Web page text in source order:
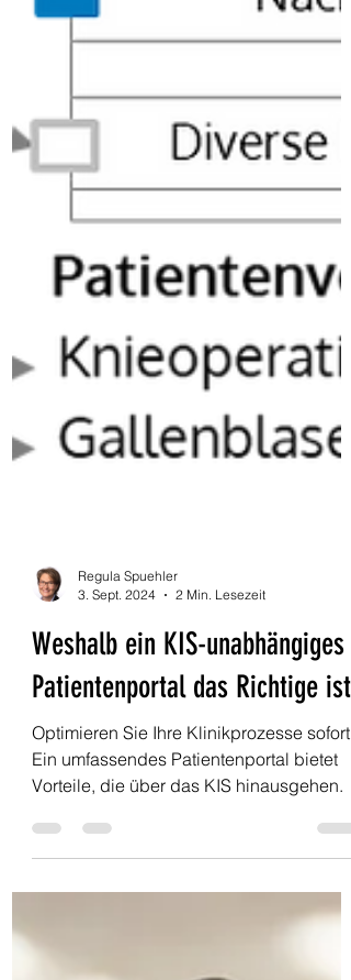
Regula Spuehler
3. Sept. 2024
2 Min. Lesezeit
Weshalb ein KIS-unabhängiges
Patientenportal das Richtige ist
Optimieren Sie Ihre Klinikprozesse sofort:
Ein umfassendes Patientenportal bietet